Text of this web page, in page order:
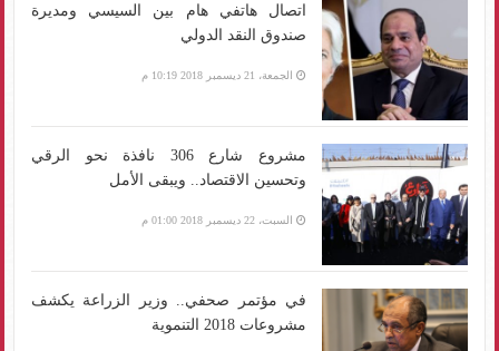
اتصال هاتفي هام بين السيسي ومديرة
صندوق النقد الدولي
الجمعة، 21 ديسمبر 2018 10:19 م
مشروع شارع 306 نافذة نحو الرقي
وتحسين الاقتصاد.. ويبقى الأمل
السبت، 22 ديسمبر 2018 01:00 م
في مؤتمر صحفي.. وزير الزراعة يكشف
مشروعات 2018 التنموية